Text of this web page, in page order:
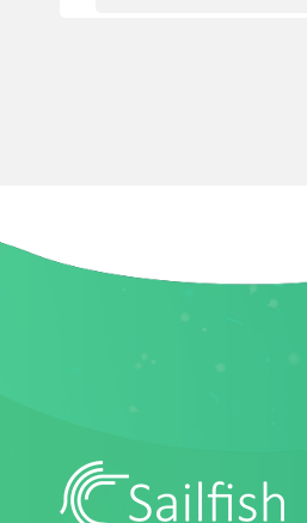
成美暖情少女